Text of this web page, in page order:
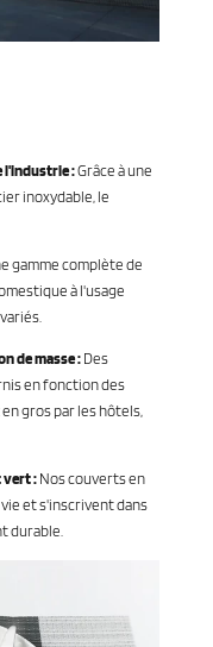
l'industrie :Grâce à une
inoxydable, le
gamme complète de
à l'usage
de masse :Des
en fonction des
gros par les hôtels,
vert : Nos couverts en
et s'inscrivent dans
durable.